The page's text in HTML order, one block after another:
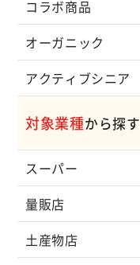
コラボ商品
オーガニック
アクティブシニア
対象業種から探す
スーパー
量販店
土産物店